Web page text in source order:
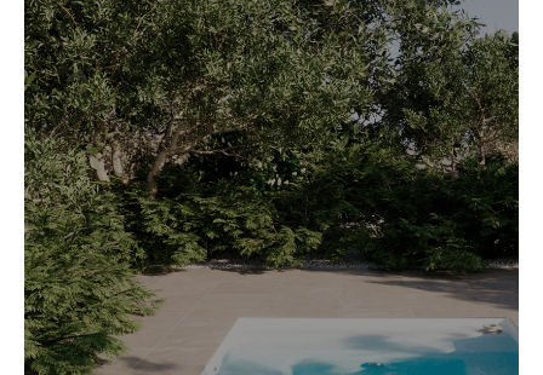
Volume de água 2000L
1 bomba de circulação 1300W
1 bomba de massagem 1400w
220-240 V
Peso sem água 400Kg
Profundidade 0,80cm
3 lugares
Kit de filtração:
1,50 x 1,15 x 1,15cm
Filtro de areia 600mm
1 bomba de circulação 1400w
1 bomba de massagem 1800w
Suprador de turbina 1-300w
Bomba de calor 3000w
Sensor de nível